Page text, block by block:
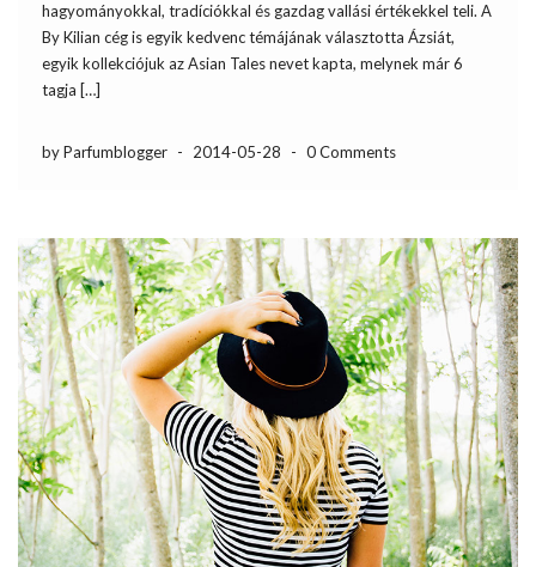
hagyományokkal, tradíciókkal és gazdag vallási értékekkel teli. A
By Kilian cég is egyik kedvenc témájának választotta Ázsiát,
egyik kollekciójuk az Asian Tales nevet kapta, melynek már 6
tagja […]
by Parfumblogger - 2014-05-28 - 0 Comments